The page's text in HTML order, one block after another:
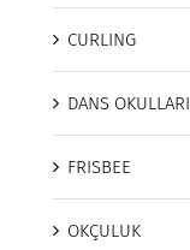
CURLING
DANS OKULLARI
FRISBEE
OKÇULUK